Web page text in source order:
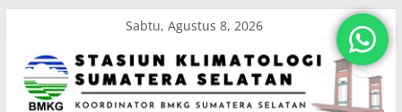
content
Sabtu, Agustus 8, 2026